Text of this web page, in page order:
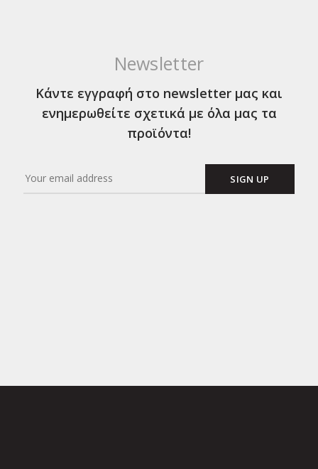
Newsletter
Κάντε εγγραφή στο newsletter μας και
ενημερωθείτε σχετικά με όλα μας τα
προϊόντα!